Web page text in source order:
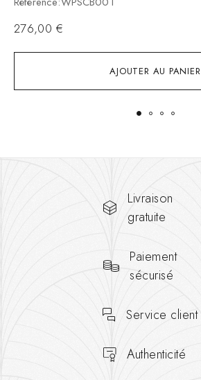
AJOUTER AU PANIER
276,00 €
Livraison
gratuite
Paiement
sécurisé
Service client
Authenticité